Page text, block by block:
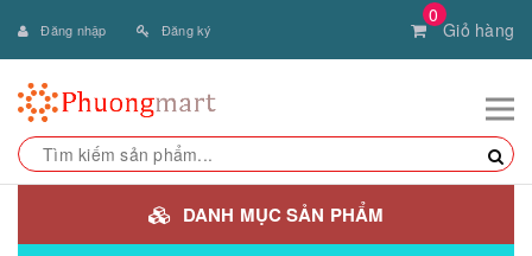
0
Giỏ hàng
Đăng nhập Đăng ký
DANH MỤC SẢN PHẨM